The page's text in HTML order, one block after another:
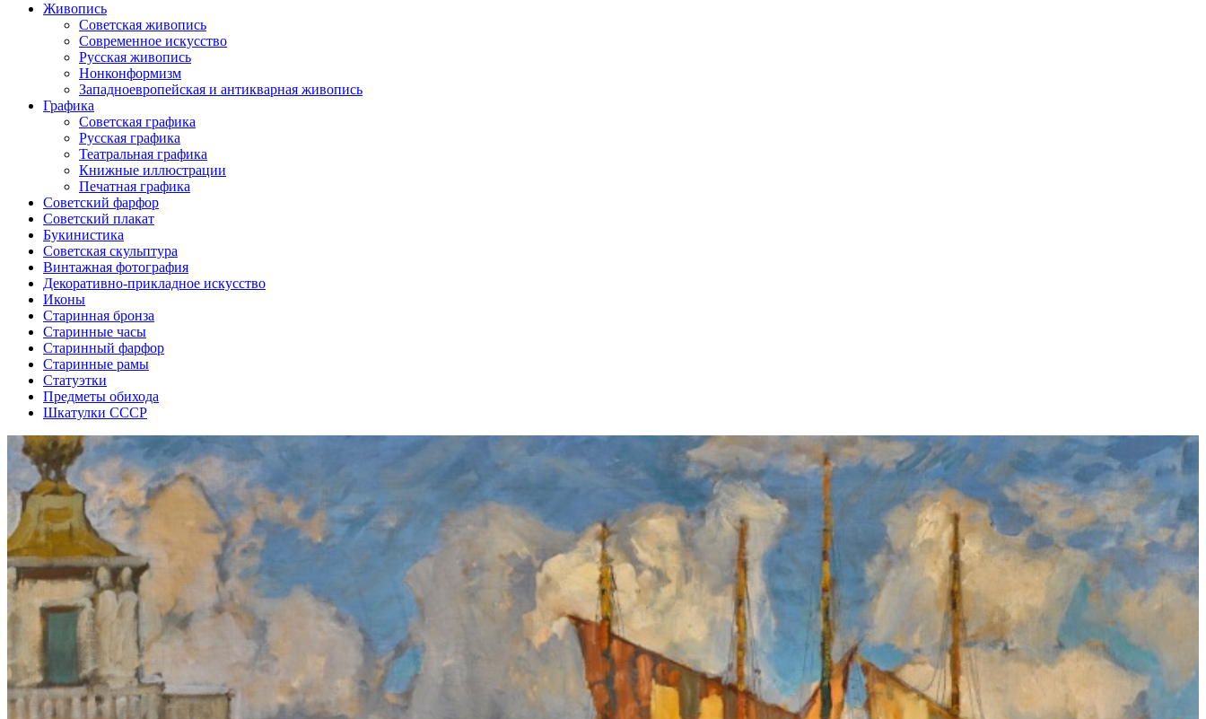
Живопись
Советская живопись
Современное искусство
Русская живопись
Нонконформизм
Западноевропейская и антикварная живопись
Графика
Советская графика
Русская графика
Театральная графика
Книжные иллюстрации
Печатная графика
Советский фарфор
Советский плакат
Букинистика
Советская скульптура
Винтажная фотография
Декоративно-прикладное искусство
Иконы
Старинная бронза
Старинные часы
Старинный фарфор
Старинные рамы
Статуэтки
Предметы обихода
Шкатулки СССР